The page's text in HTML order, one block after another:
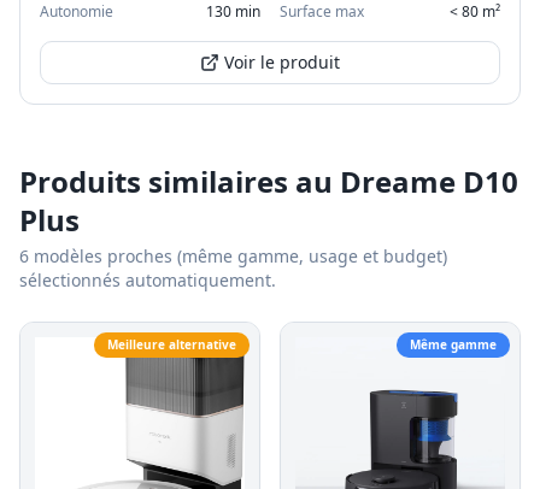
Autonomie
130 min Surface max < 80 m²
Voir le produit
Produits similaires au Dreame D10
Plus
6 modèles proches (même gamme, usage et budget)
sélectionnés automatiquement.
Meilleure alternative Même gamme